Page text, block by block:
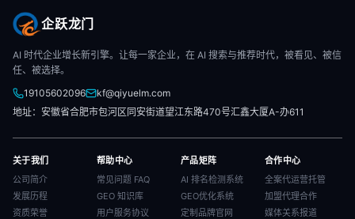
企跃龙门
AI 时代企业增长新引擎。让每一家企业，在 AI 搜索与推荐时代，被看见、被信
任、被选择。
19105602096
kf@qiyuelm.com
地址：安徽省合肥市包河区同安街道望江东路470号汇鑫大厦A-办611
关于我们
公司简介
发展历程
资质荣誉
帮助中心
常见问题 FAQ
GEO 知识库
用户服务协议
产品矩阵
AI 排名检测系统
GEO优化系统
定制品牌官网
合作中心
全案代运营托管
加盟代理合作
媒体关系报道